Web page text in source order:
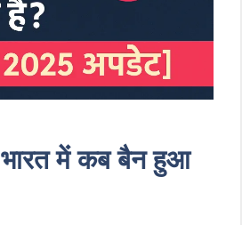
में कब बैन हुआ